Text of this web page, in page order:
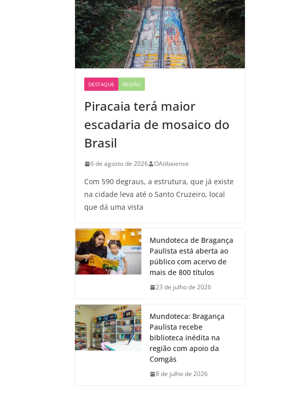
DESTAQUE REGIÃO
Piracaia terá maior
escadaria de mosaico do
Brasil
6 de agosto de 2026 OAtibaiense
Com 590 degraus, a estrutura, que já existe
na cidade leva até o Santo Cruzeiro, local
que dá uma vista
Mundoteca de Bragança
Paulista está aberta ao
público com acervo de
mais de 800 títulos
23 de julho de 2026
Mundoteca: Bragança
Paulista recebe
biblioteca inédita na
região com apoio da
Comgás
8 de julho de 2026